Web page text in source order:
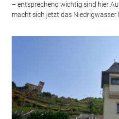
– entsprechend wichtig sind hier
macht sich jetzt das Niedrigwasser